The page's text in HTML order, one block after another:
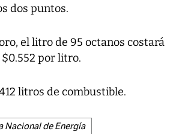
dos puntos.
el litro de 95 octanos costará
$0.552 por litro.
litros de combustible.
Nacional de Energía